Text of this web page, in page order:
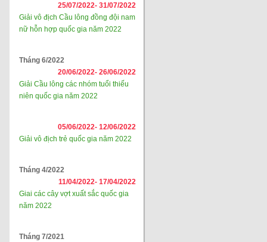
25/07/2022- 31/07/2022
Giải vô địch Cầu lông đồng đội nam
nữ hỗn hợp quốc gia năm 2022
Tháng 6/2022
20/06/2022- 26/06/2022
Giải Cầu lông các nhóm tuổi thiếu
niên quốc gia năm 2022
05/06/2022- 12/06/2022
Giải vô địch trẻ quốc gia năm 2022
Tháng 4/2022
11/04/2022- 17/04/2022
Giai các cây vợt xuất sắc quốc gia
năm 2022
Tháng 7/2021